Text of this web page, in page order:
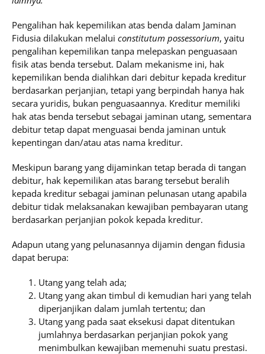
Pengalihan hak kepemilikan atas benda dalam Jaminan
Fidusia dilakukan melalui constitutum possessorium, yaitu
pengalihan kepemilikan tanpa melepaskan penguasaan
fisik atas benda tersebut. Dalam mekanisme ini, hak
kepemilikan benda dialihkan dari debitur kepada kreditur
berdasarkan perjanjian, tetapi yang berpindah hanya hak
secara yuridis, bukan penguasaannya. Kreditur memiliki
hak atas benda tersebut sebagai jaminan utang, sementara
debitur tetap dapat menguasai benda jaminan untuk
kepentingan dan/atau atas nama kreditur.
Meskipun barang yang dijaminkan tetap berada di tangan
debitur, hak kepemilikan atas barang tersebut beralih
kepada kreditur sebagai jaminan pelunasan utang apabila
debitur tidak melaksanakan kewajiban pembayaran utang
berdasarkan perjanjian pokok kepada kreditur.
Adapun utang yang pelunasannya dijamin dengan fidusia
dapat berupa:
Utang yang telah ada;
Utang yang akan timbul di kemudian hari yang telah
diperjanjikan dalam jumlah tertentu; dan
Utang yang pada saat eksekusi dapat ditentukan
jumlahnya berdasarkan perjanjian pokok yang
menimbulkan kewajiban memenuhi suatu prestasi.